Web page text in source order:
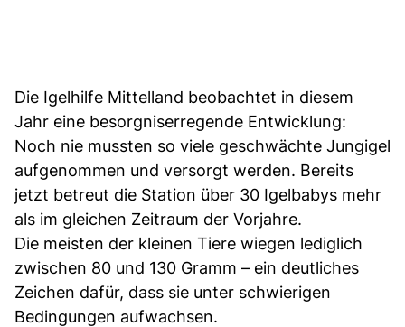
Die Igelhilfe Mittelland beobachtet in diesem
Jahr eine besorgniserregende Entwicklung:
Noch nie mussten so viele geschwächte Jungigel
aufgenommen und versorgt werden. Bereits
jetzt betreut die Station über 30 Igelbabys mehr
als im gleichen Zeitraum der Vorjahre.
Die meisten der kleinen Tiere wiegen lediglich
zwischen 80 und 130 Gramm – ein deutliches
Zeichen dafür, dass sie unter schwierigen
Bedingungen aufwachsen.